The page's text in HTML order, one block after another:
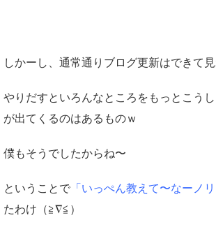
しかーし、通常通りブログ更新はできて
やりだすといろんなところをもっとこう
が出てくるのはあるものｗ
僕もそうでしたからね〜
ということで 「いっぺん教えて〜なーノリ
たわけ（≧∇≦）